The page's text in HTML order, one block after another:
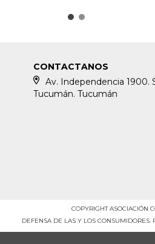
CONTACTANOS
Av. Independencia 1900.
Tucumán. Tucumán
COPYRIGHT ASOCIACIÓN
DEFENSA DE LAS Y LOS CONSUMIDORES.